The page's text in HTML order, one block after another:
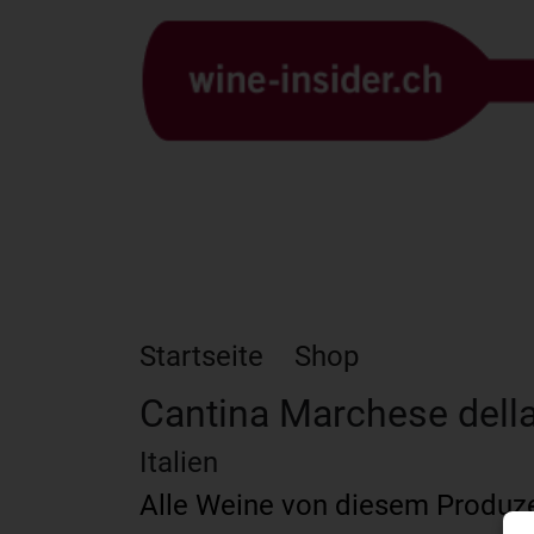
Startseite Shop
Cantina Marchese
Italien
Alle Weine von diesem